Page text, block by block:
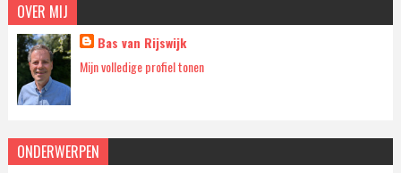
OVER MIJ
Bas van Rijswijk
Mijn volledige profiel tonen
ONDERWERPEN